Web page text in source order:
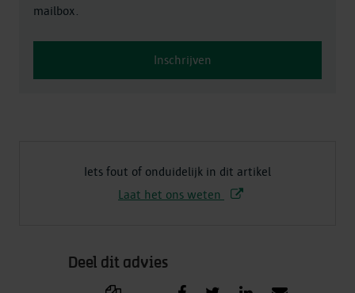
mailbox.
Inschrijven
Iets fout of onduidelijk in dit artikel
Laat het ons weten
Deel dit advies